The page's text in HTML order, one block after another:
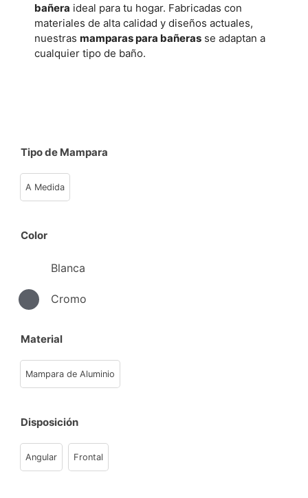
bañera ideal para tu hogar. Fabricadas con
materiales de alta calidad y diseños actuales,
nuestras mamparas para bañeras se adaptan a
cualquier tipo de baño.
Tipo de Mampara
A Medida
Color
Blanca
Cromo
Material
Mampara de Aluminio
Disposición
Angular Frontal